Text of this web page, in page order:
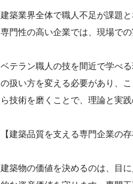
建築業界全体で職人不足が課題
専門性の高い企業では、現場で
ベテラン職人の技を間近で学べ
の扱い方を変える必要があり、
ら技術を磨くことで、理論と実
【建築品質を支える専門企業の存
建築物の価値を決めるのは、目